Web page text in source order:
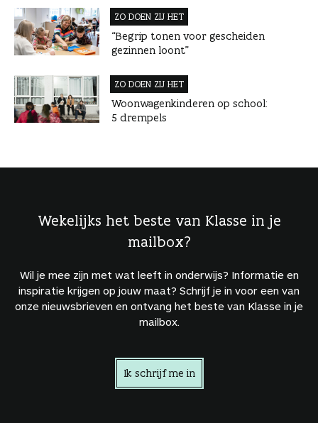
ZO DOEN ZIJ HET
“Begrip tonen voor gescheiden
gezinnen loont”
ZO DOEN ZIJ HET
Woonwagenkinderen op school:
5 drempels
Wekelijks het beste van Klasse in je
mailbox?
Wil je mee zijn met wat leeft in onderwijs? Informatie en
inspiratie krijgen op jouw maat? Schrijf je in voor een van
onze nieuwsbrieven en ontvang het beste van Klasse in je
mailbox.
Ik schrijf me in